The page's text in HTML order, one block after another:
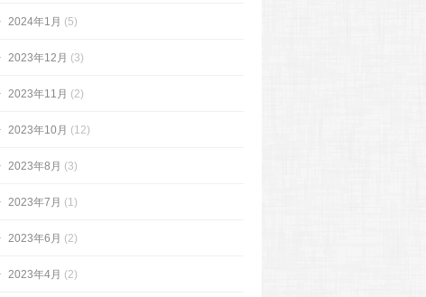
2024年1月 (5)
2023年12月 (3)
2023年11月 (2)
2023年10月 (12)
2023年8月 (3)
2023年7月 (1)
2023年6月 (2)
2023年4月 (2)